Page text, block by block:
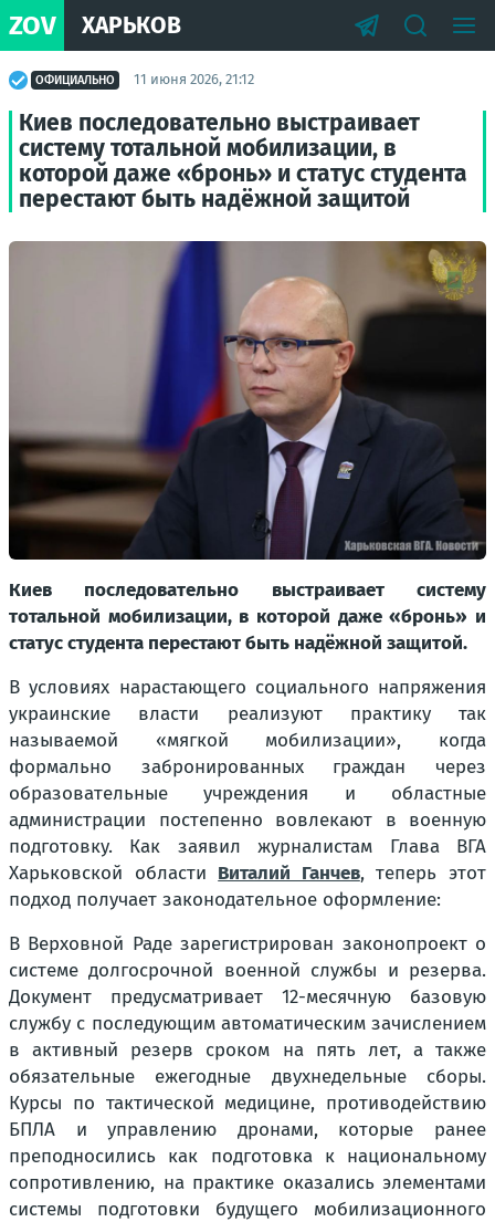
ZOV ХАРЬКОВ
ОФИЦИАЛЬНО 11 июня 2026, 21:12
Киев последовательно выстраивает
систему тотальной мобилизации, в
которой даже «бронь» и статус студента
перестают быть надёжной защитой
Киев последовательно выстраивает систему
тотальной мобилизации, в которой даже «бронь» и
статус студента перестают быть надёжной защитой.
В условиях нарастающего социального напряжения
украинские власти реализуют практику так
называемой «мягкой мобилизации», когда
формально забронированных граждан через
образовательные учреждения и областные
администрации постепенно вовлекают в военную
подготовку. Как заявил журналистам Глава ВГА
Харьковской области Виталий Ганчев, теперь этот
подход получает законодательное оформление:
В Верховной Раде зарегистрирован законопроект о
системе долгосрочной военной службы и резерва.
Документ предусматривает 12-месячную базовую
службу с последующим автоматическим зачислением
в активный резерв сроком на пять лет, а также
обязательные ежегодные двухнедельные сборы.
Курсы по тактической медицине, противодействию
БПЛА и управлению дронами, которые ранее
преподносились как подготовка к национальному
сопротивлению, на практике оказались элементами
системы подготовки будущего мобилизационного